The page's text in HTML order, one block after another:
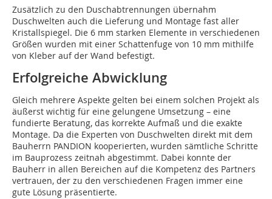
Zusätzlich zu den Duschabtrennungen übernahm
Duschwelten auch die Lieferung und Montage fast aller
Kristallspiegel. Die 6 mm starken Elemente in verschiedenen
Größen wurden mit einer Schattenfuge von 10 mm mithilfe
von Kleber auf der Wand befestigt.
Erfolgreiche Abwicklung
Gleich mehrere Aspekte gelten bei einem solchen Projekt als
äußerst wichtig für eine gelungene Umsetzung – eine
fundierte Beratung, das korrekte Aufmaß und die exakte
Montage. Da die Experten von Duschwelten direkt mit dem
Bauherrn PANDION kooperierten, wurden sämtliche Schritte
im Bauprozess zeitnah abgestimmt. Dabei konnte der
Bauherr in allen Bereichen auf die Kompetenz des Partners
vertrauen, der zu den verschiedenen Fragen immer eine
gute Lösung präsentierte.